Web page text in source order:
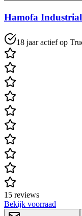
Hamofa
18 jaar actief op
15 reviews
Bekijk voorraad